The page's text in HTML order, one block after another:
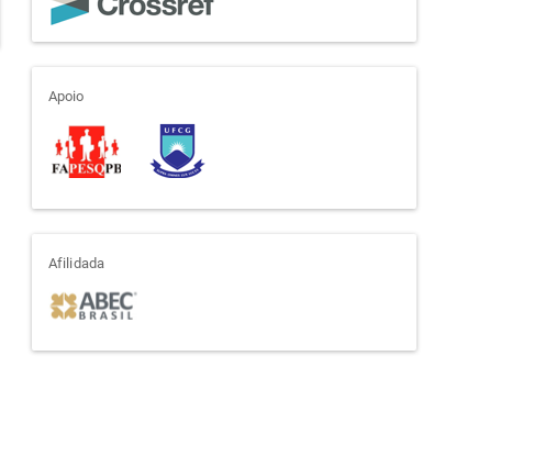
apoio
Apoio
afiliada
Afilidada